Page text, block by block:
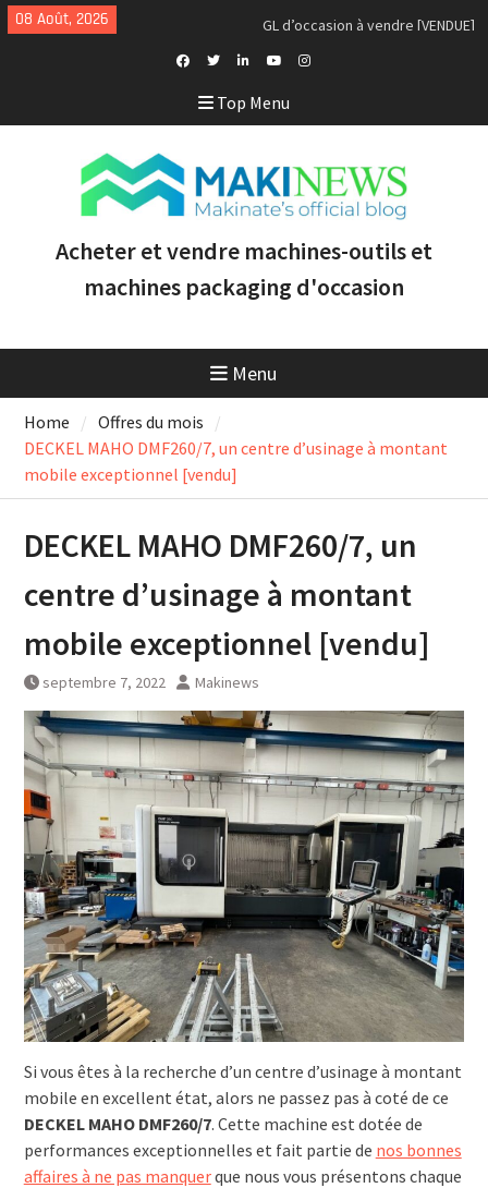
Skip
to
08 Août, 2026
Nous achetons des tours Mazak
contrôle Smooth et de la
Doosan Puma 2600 LY : le tour
Tour CNC Doosan Puma TW2600M
GL d’occasion à vendre [VENDUE]
Facebook
TwitterLinkedin
Profile
Youtube
Top Menu
Acheter et vendre machines-outils et
machines packaging d'occasion
Menu
Home
Offres du mois
DECKEL MAHO DMF260/7, un centre d’usinage à montant
mobile exceptionnel [vendu]
DECKEL MAHO DMF260/7, un
centre d’usinage à montant
mobile exceptionnel [vendu]
septembre 7, 2022 Makinews
Si vous êtes à la recherche d’un centre d’usinage à montant
mobile en excellent état, alors ne passez pas à coté de ce
DECKEL MAHO DMF260/7. Cette machine est dotée de
performances exceptionnelles et fait partie de nos bonnes
affaires à ne pas manquerque nous vous présentons chaque